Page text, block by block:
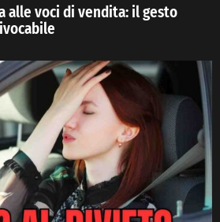
alle voci di vendita: il gesto